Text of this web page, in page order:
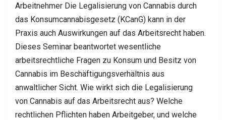
Arbeitnehmer Die Legalisierung von Cannabis durch
das Konsumcannabisgesetz (KCanG) kann in der
Praxis auch Auswirkungen auf das Arbeitsrecht haben.
Dieses Seminar beantwortet wesentliche
arbeitsrechtliche Fragen zu Konsum und Besitz von
Cannabis im Beschäftigungsverhältnis aus
anwaltlicher Sicht. Wie wirkt sich die Legalisierung
von Cannabis auf das Arbeitsrecht aus? Welche
rechtlichen Pflichten haben Arbeitgeber, und welche